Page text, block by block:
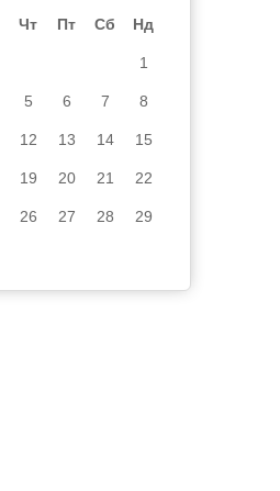
Чт Пт Сб Нд
1
5 6 7 8
12 13 14 15
19 20 21 22
26 27 28 29